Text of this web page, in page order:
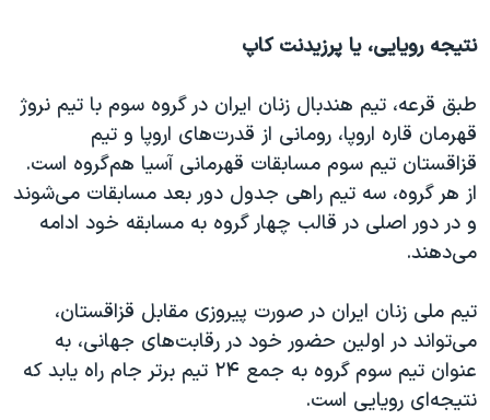
نتیجه رویایی، یا پرزیدنت کاپ
طبق قرعه، تیم هندبال زنان ایران در گروه سوم با تیم نروژ
قهرمان قاره اروپا، رومانی از قدرت‌های اروپا و تیم
قزاقستان تیم سوم مسابقات قهرمانی آسیا هم‌گروه است.
از هر گروه، سه تیم راهی جدول دور بعد مسابقات می‌شوند
و در دور اصلی در قالب چهار گروه به مسابقه خود ادامه
می‌دهند.
تیم‌ ملی زنان ایران در صورت پیروزی مقابل قزاقستان،
می‌تواند در اولین حضور خود ‌در رقابت‌های جهانی، به
عنوان تیم سوم گروه به جمع ۲۴ تیم برتر جام راه یابد که
نتیجه‌ای رویایی است.